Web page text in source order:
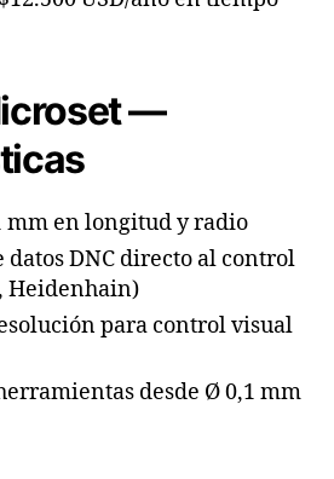
—
mm en longitud y radio
DNC directo al control
Heidenhain)
para control visual
desde Ø 0,1 mm